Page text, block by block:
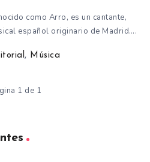
como Arro, es un cantante,
español originario de Madrid….
, Música
1 de 1